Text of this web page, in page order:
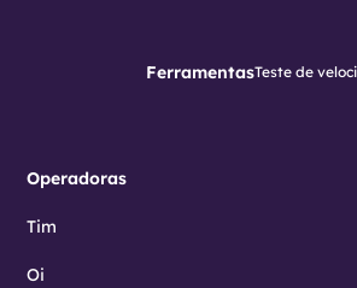
FerramentasTeste de
Operadoras
Tim
Oi